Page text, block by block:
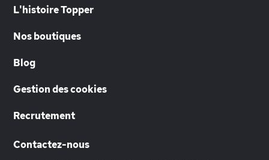
L'histoire Topper
Nos boutiques
Blog
Gestion des cookies
Recrutement
Contactez-nous